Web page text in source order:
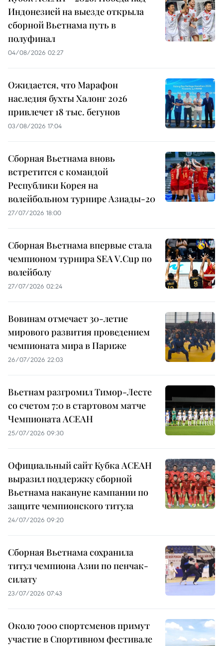
Индонезией на выезде открыла
сборной Вьетнама путь в
полуфинал
04/08/2026 02:27
Ожидается, что Марафон
наследия бухты Халонг 2026
привлечет 18 тыс. бегунов
03/08/2026 17:04
Сборная Вьетнама вновь
встретится с командой
Республики Корея на
волейбольном турнире Азиады-20
27/07/2026 18:00
Сборная Вьетнама впервые стала
чемпионом турнира SEA V.Cup по
волейболу
27/07/2026 02:24
Вовинам отмечает 30-летие
мирового развития проведением
чемпионата мира в Париже
26/07/2026 22:03
Вьетнам разгромил Тимор-Лесте
со счетом 7:0 в стартовом матче
Чемпионата АСЕАН
25/07/2026 09:30
Официальный сайт Кубка АСЕАН
выразил поддержку сборной
Вьетнама накануне кампании по
защите чемпионского титула
24/07/2026 09:20
Сборная Вьетнама сохранила
титул чемпиона Азии по пенчак-
силату
23/07/2026 07:43
Около 7000 спортсменов примут
участие в Спортивном фестивале